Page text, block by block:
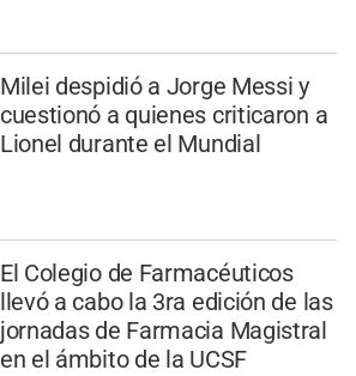
Milei despidió a Jorge Messi y
cuestionó a quienes criticaron a
Lionel durante el Mundial
El Colegio de Farmacéuticos
llevó a cabo la 3ra edición de las
jornadas de Farmacia Magistral
en el ámbito de la UCSF